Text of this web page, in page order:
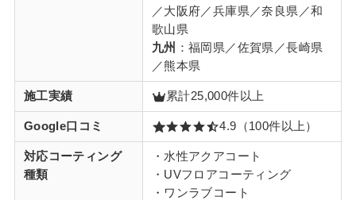
／大阪府／兵庫県／奈良県／和
歌山県
九州 ：福岡県／佐賀県／長崎県
／熊本県
施工実績 累計25,000件以上
Google口コミ 4.9（100件以上）
対応コーティング
種類
・水性アクアコート
・UVフロアコーティング
・ワンラブコート